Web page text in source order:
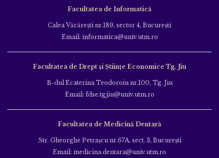
Facultatea de Informatică
Calea Văcăreşti nr.189, sector 4, Bucureşti
Email: informatica@univ.utm.ro
Facultatea de Drept și Științe Economice Tg. Jiu
B-dul Ecaterina Teodoroiu nr.100, Tg. Jiu
Email: fdse.tgjiu@univ.utm.ro
Facultatea de Medicină Dentară
Str. Gheorghe Petraşcu nr.67A, sect. 3, Bucureşti
Email: medicina.dentara@univ.utm.ro